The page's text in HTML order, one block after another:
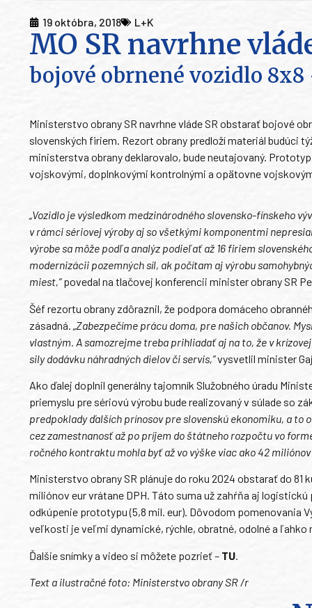
19 októbra, 2018 L+K
MO SR navrhne
bojové obrnené vozidlo 8x8
Ministerstvo obrany SR navrhne vláde SR obstarať bojové
slovenských firiem. Rezort obrany predloží materiál budúci
ministerstva obrany deklarovalo, bude neutajovaný.
vojskovými, doplnkovými kontrolnými a opätovne
„Vozidlo je výsledkom medzinárodného slovensko-fínskeho
v rámci sériovej výroby aj so všetkými komponentmi
výrobe sa môže podľa analýz podieľať až 16 firiem
modernizácii pozemných síl, ak počítam aj výrobu
miest,”povedal na tlačovej konferencii minister obrany SR
Šéf rezortu obrany zdôraznil, že podpora domáceho
zásadná.
„Zabezpečíme prácu doma, pre našich občanov.
vlastným. A samozrejme treba prihliadať aj na to, že v
sily dodávku náhradných dielov či servis,”vysvetlil minister
Ako ďalej doplnil generálny tajomník Služobného úradu
priemyslu pre sériovú výrobu bude realizovaný v súlade so
predpoklady ďalších prínosov pre slovenskú ekonomiku, a
cez zamestnanosť až po príjem do štátneho rozpočtu vo
ročného kontraktu mohla byť až vo výške viac ako 42 miliónov
Ministerstvo obrany SR plánuje do roku 2024 obstarať do
miliónov eur vrátane DPH. Táto suma už zahŕňa aj logistickú
odkúpenie prototypu (5,8 mil. eur). Dôvodom pomenovania
veľkosti je veľmi dynamické, rýchle, obratné, odolné a ľahko
Ďalšie snímky a video si môžete pozrieť – TU
Text a ilustračné foto: Ministerstvo obrany SR /r